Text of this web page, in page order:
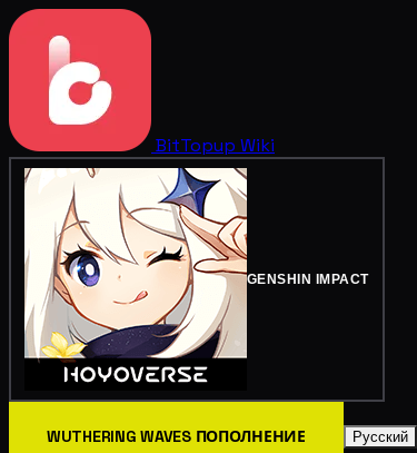
BitTopup Wiki
GENSHIN IMPACT
WUTHERING WAVES ПОПОЛНЕНИЕ Русский